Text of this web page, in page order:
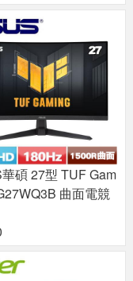
碩 27型 TUF Gam
曲面電競